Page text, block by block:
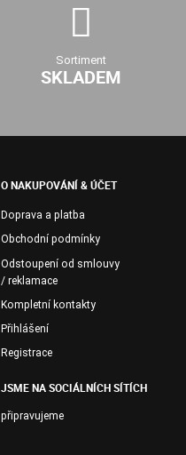
Sortiment
SKLADEM
O NAKUPOVÁNÍ & ÚČET
Doprava a platba
Obchodní podmínky
Odstoupení od smlouvy
/ reklamace
Kompletní kontakty
Přihlášení
Registrace
JSME NA SOCIÁLNÍCH SÍTÍCH
připravujeme